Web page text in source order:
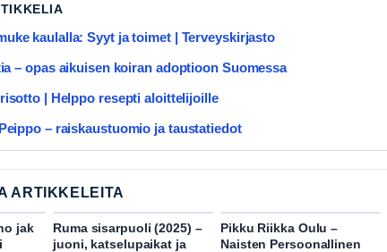
kaulalla: Syyt ja toimet | Terveyskirjasto
– opas aikuisen koiran adoptioon Suomessa
| Helppo resepti aloittelijoille
– raiskaustuomio ja taustatiedot
ARTIKKELEITA
jak
Ruma sisarpuoli (2025) –
juoni, katselupaikat ja
Pikku Riikka Oulu –
Naisten Persoonallinen